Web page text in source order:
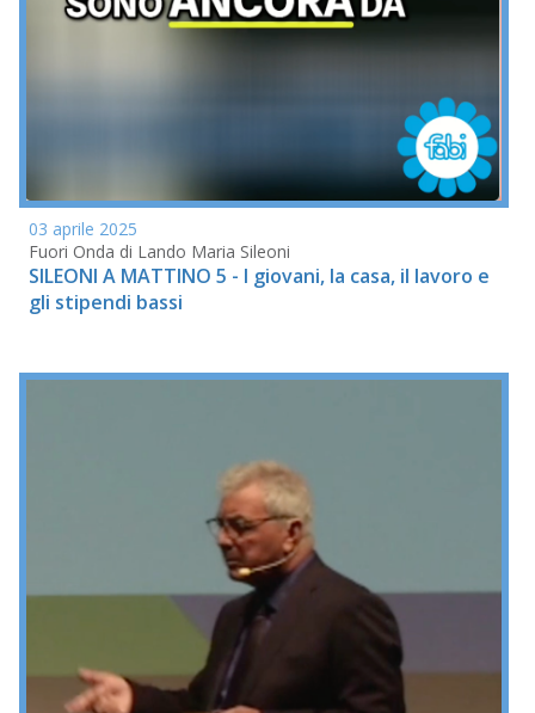
03 aprile 2025
Fuori Onda di Lando Maria Sileoni
SILEONI A MATTINO 5 - I giovani, la casa, il lavoro e
gli stipendi bassi